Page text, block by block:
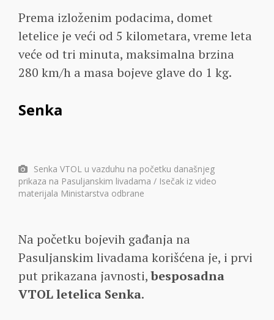
Prema izloženim podacima, domet
letelice je veći od 5 kilometara, vreme leta
veće od tri minuta, maksimalna brzina
280 km/h a masa bojeve glave do 1 kg.
Senka
Senka VTOL u vazduhu na početku današnjeg
prikaza na Pasuljanskim livadama / Isečak iz video
materijala Ministarstva odbrane
Na početku bojevih gađanja na
Pasuljanskim livadama korišćena je, i prvi
put prikazana javnosti,besposadna
VTOL letelica Senka.